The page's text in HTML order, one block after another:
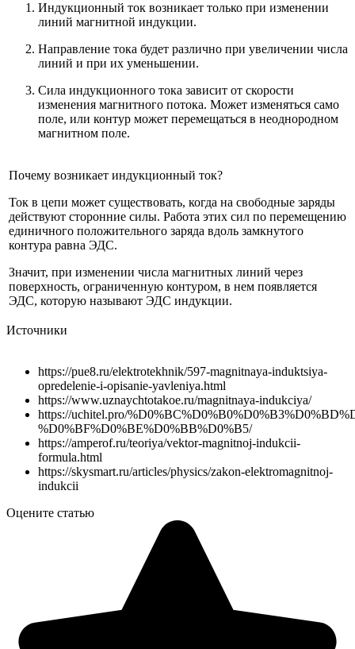
Индукционный ток возникает только при изменении
линий магнитной индукции.
Направление тока будет различно при увеличении числа
линий и при их уменьшении.
Сила индукционного тока зависит от скорости
изменения магнитного потока. Может изменяться само
поле, или контур может перемещаться в неоднородном
магнитном поле.
Почему возникает индукционный ток?
Ток в цепи может существовать, когда на свободные заряды
действуют сторонние силы. Работа этих сил по перемещению
единичного положительного заряда вдоль замкнутого
контура равна ЭДС.
Значит, при изменении числа магнитных линий через
поверхность, ограниченную контуром, в нем появляется
ЭДС, которую называют ЭДС индукции.
Источники
https://pue8.ru/elektrotekhnik/597-magnitnaya-induktsiya-
opredelenie-i-opisanie-yavleniya.html
https://www.uznaychtotakoe.ru/magnitnaya-indukciya/
https://uchitel.pro/
%D0%BF%D0%BE%D0%BB%D0%B5/
https://amperof.ru/teoriya/vektor-magnitnoj-indukcii-
formula.html
https://skysmart.ru/articles/physics/zakon-elektromagnitnoj-
indukcii
Оцените статью